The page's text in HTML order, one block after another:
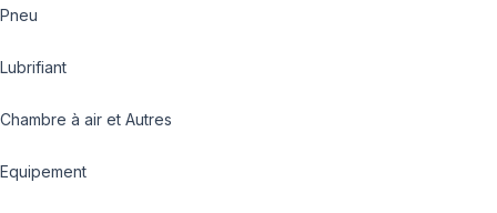
Pneu
Lubrifiant
Chambre à air et Autres
Equipement